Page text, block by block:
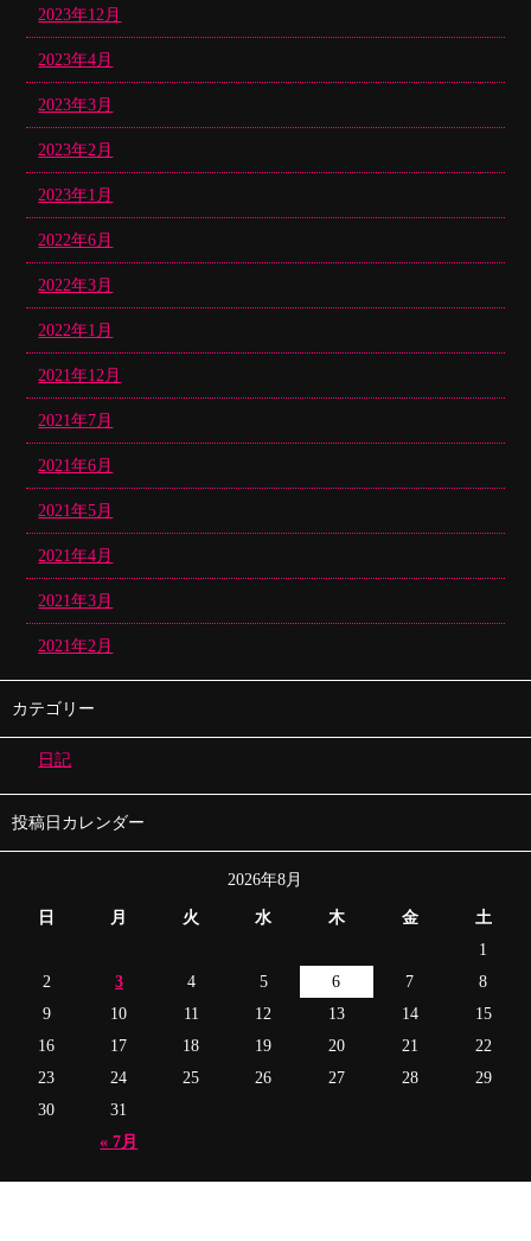
2023年12月
2023年4月
2023年3月
2023年2月
2023年1月
2022年6月
2022年3月
2022年1月
2021年12月
2021年7月
2021年6月
2021年5月
2021年4月
2021年3月
2021年2月
カテゴリー
日記
投稿日カレンダー
2026年8月
日 月 火 水 木 金 土
« 7月
1
2
3 4 5 6 7
8
9
10 11 12 13 14
15
16
17 18 19 20 21
22
23
24 25 26 27 28
29
30
31